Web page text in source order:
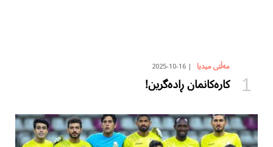
مەڵتی میدیا 2025-10-16
کارەکانمان ڕادەگرین!